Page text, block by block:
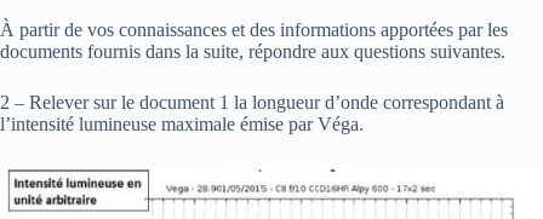
À partir de vos connaissances et des informations apportées par les
documents fournis dans la suite, répondre aux questions suivantes.
2 – Relever sur le document 1 la longueur d’onde correspondant à
l’intensité lumineuse maximale émise par Véga.